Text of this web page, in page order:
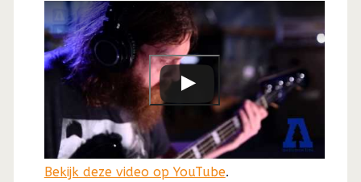
Bekijk deze video op YouTube.